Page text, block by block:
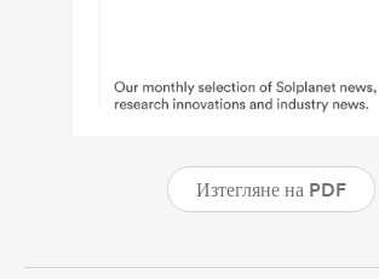
Изтегляне на PDF